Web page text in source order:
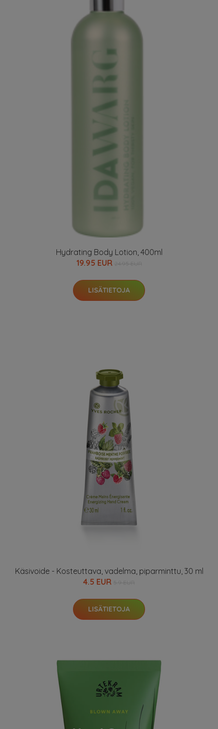
Hydrating Body Lotion, 400ml
19.95 EUR
LISÄTIETOJA
Käsivoide - Kosteuttava, vadelma, piparminttu, 30 ml
4.5 EUR
LISÄTIETOJA